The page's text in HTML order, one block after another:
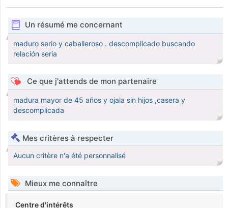
Un résumé me concernant
maduro serio y caballeroso . descomplicado buscando
relación seria
Ce que j'attends de mon partenaire
madura mayor de 45 años y ojala sin hijos ,casera y
descomplicada
Mes critères à respecter
Aucun critère n'a été personnalisé
Mieux me connaître
Centre d'intérêts